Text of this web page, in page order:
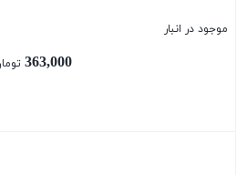
موجود در انبار
363,000